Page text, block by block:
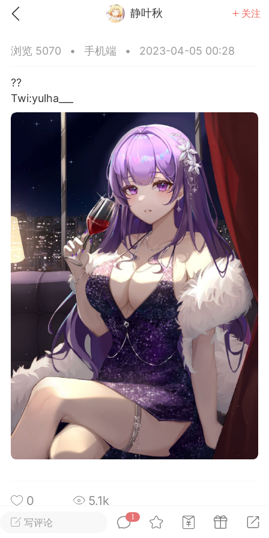
静叶秋 关注
ACGN社区之资源搜索篇
币
任务中心
完成任务领奖励
问答求助
寻找答案之旅
实习会员 ACGN成员
25 11:09 电脑端 公开内容
界剧场版：九劫焚天》定档8月8日
讯视频独家上线。
美世界》系列第二部剧场版作品。故事
纪元终极之战，祖祭灵柳神挺身而出率
暗大劫。荒天帝石昊以一滴真血化作分
苍茫壮阔，异域四位不朽之王——昆
、俞陀、赤王相继登场，压迫感十足。
级建模霸气十足，柳神全新造型引发热
写评论
1
浏览 5070 • 手机端 • 2023-04-05 00:28
??
Twi:yulha___ ​​​
0 5.1k